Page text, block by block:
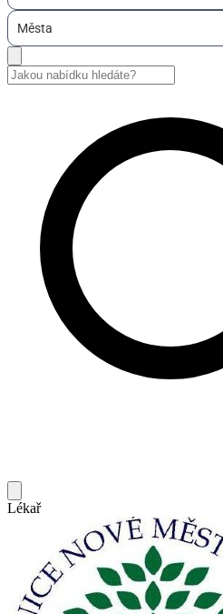
Města
Lékař